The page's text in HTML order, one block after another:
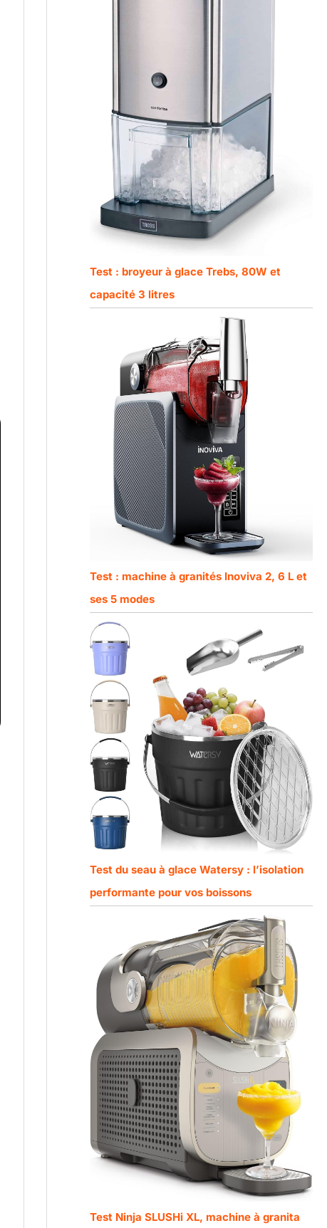
Test : broyeur à glace Trebs, 80W et
capacité 3 litres
Test : machine à granités Inoviva 2, 6 L et
ses 5 modes
Test du seau à glace Watersy : l’isolation
performante pour vos boissons
Test Ninja SLUSHi XL, machine à granita